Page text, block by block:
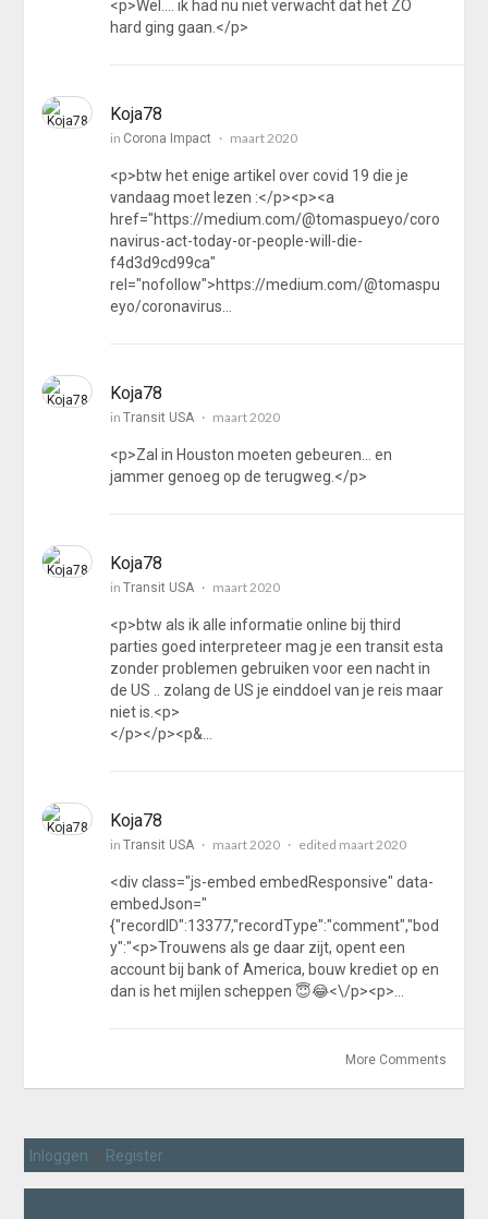
<p>Wel.... ik had nu niet verwacht dat het ZO
hard ging gaan.</p>
Koja78
in Corona Impact maart 2020
<p>btw het enige artikel over covid 19 die je
vandaag moet lezen :</p><p><a
href="https://medium.com/@tomaspueyo/coro
navirus-act-today-or-people-will-die-
f4d3d9cd99ca"
rel="nofollow">https://medium.com/@tomaspu
eyo/coronavirus…
Koja78
inTransit USA maart 2020
<p>Zal in Houston moeten gebeuren... en
jammer genoeg op de terugweg.</p>
Koja78
inTransit USA maart 2020
<p>btw als ik alle informatie online bij third
parties goed interpreteer mag je een transit esta
zonder problemen gebruiken voor een nacht in
de US .. zolang de US je einddoel van je reis maar
niet is.<p>
</p></p><p&…
Koja78
inTransit USA maart 2020 edited maart 2020
<div class="js-embed embedResponsive" data-
embedJson="
{"recordID":13377,"recordType":"comment","bod
y":"<p>Trouwens als ge daar zijt, opent een
account bij bank of America, bouw krediet op en
dan is het mijlen scheppen 😇😂<\/p><p>…
More Comments
Inloggen Register